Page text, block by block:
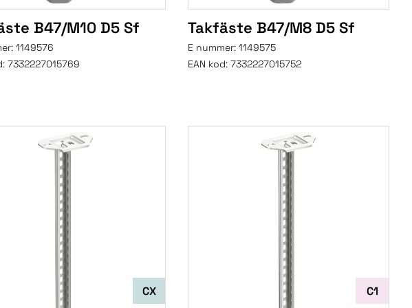
B47/M10 D5 Sf
1149576
7332227015769
Takfäste B47/M8 D5 Sf
E nummer:1149575
EAN kod: 7332227015752
CX C1